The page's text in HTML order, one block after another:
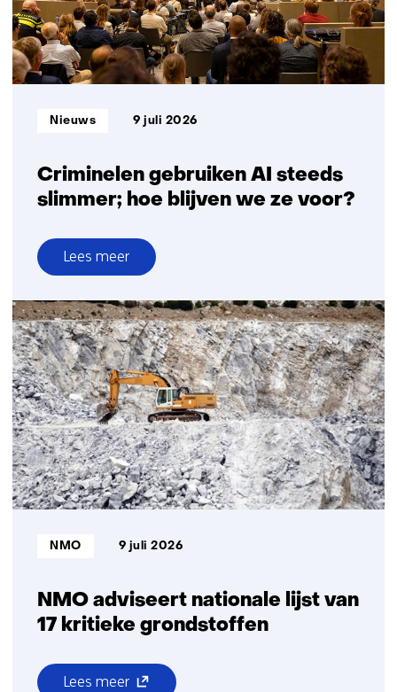
Criminelen gebruiken AI steeds
slimmer; hoe blijven we ze voor?
Informatietype:
Nieuws 9 juli 2026
Lees meer
over
Criminelen
gebruiken
AI
steeds
slimmer;
hoe
blijven
we
ze
voor?
NMO adviseert nationale lijst van
17 kritieke grondstoffen
Bron:
NMO 9 juli 2026
Lees meer (opent